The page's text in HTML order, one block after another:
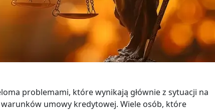
problemami, które wynikają głównie z sytuacji na
umowy kredytowej. Wiele osób, które